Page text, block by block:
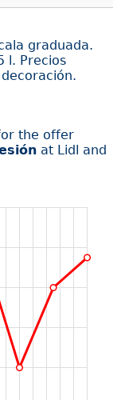
graduada.
l. Precios
the offer
at Lidl and